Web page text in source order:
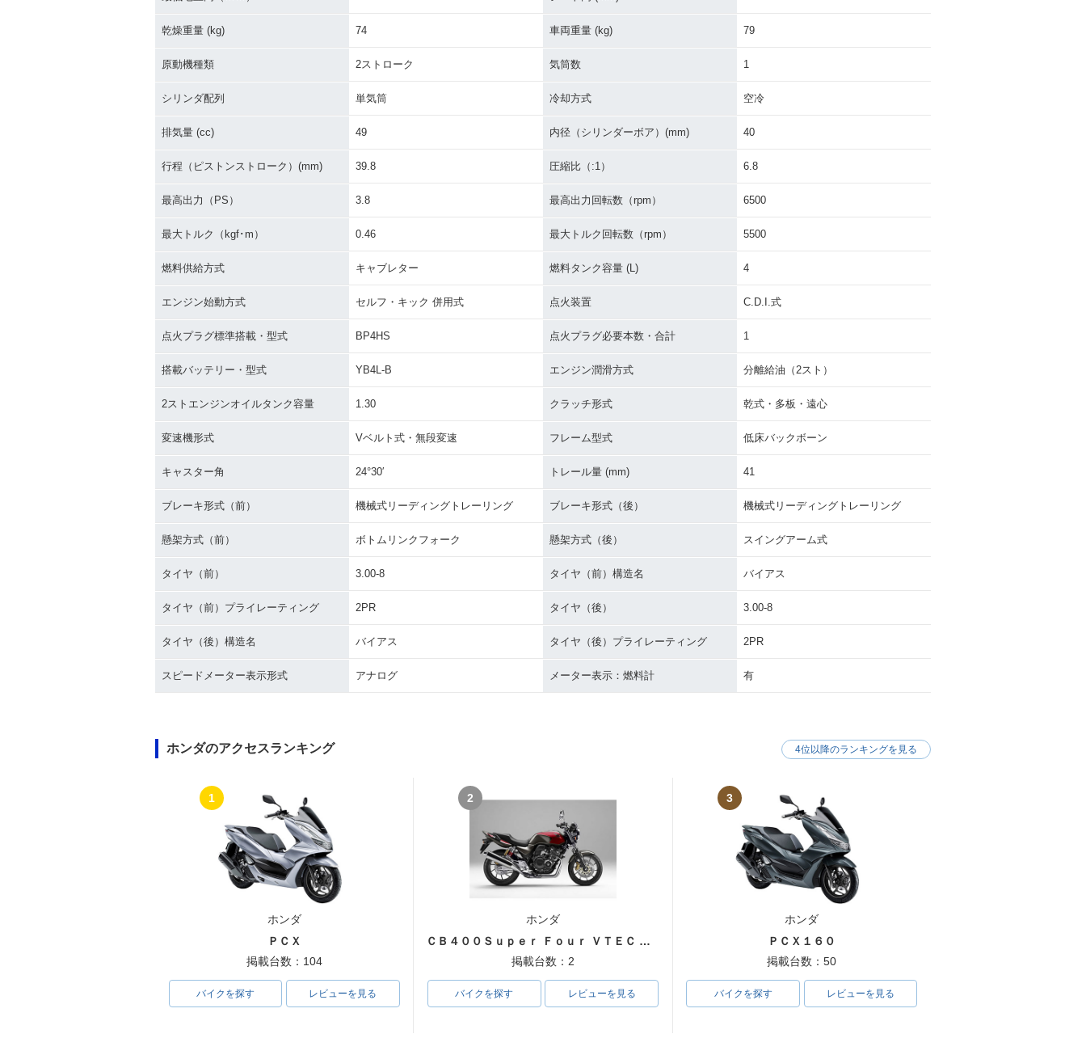
乾燥重量 (kg) 74 車両重量 (kg) 79
原動機種類 2ストローク 気筒数 1
シリンダ配列 単気筒 冷却方式 空冷
排気量 (cc) 49 内径（シリンダーボア）(mm) 40
行程（ピストンストローク）(mm) 39.8 圧縮比（:1） 6.8
最高出力（PS） 3.8 最高出力回転数（rpm） 6500
最大トルク（kgf･m） 0.46 最大トルク回転数（rpm） 5500
燃料供給方式 キャブレター 燃料タンク容量 (L) 4
エンジン始動方式 セルフ・キック 併用式 点火装置 C.D.I.式
点火プラグ標準搭載・型式 BP4HS 点火プラグ必要本数・合計 1
搭載バッテリー・型式 YB4L-B エンジン潤滑方式 分離給油（2スト）
2ストエンジンオイルタンク容量 1.30 クラッチ形式 乾式・多板・遠心
変速機形式 Vベルト式・無段変速 フレーム型式 低床バックボーン
キャスター角 24°30′ トレール量 (mm) 41
ブレーキ形式（前） 機械式リーディングトレーリング ブレーキ形式（後） 機械式リーディングトレーリング
懸架方式（前） ボトムリンクフォーク 懸架方式（後） スイングアーム式
タイヤ（前） 3.00-8 タイヤ（前）構造名 バイアス
タイヤ（前）プライレーティング 2PR タイヤ（後） 3.00-8
タイヤ（後）構造名 バイアス タイヤ（後）プライレーティング 2PR
スピードメーター表示形式 アナログ メーター表示：燃料計 有
ホンダのアクセスランキング
1
ホンダ
ＰＣＸ
掲載台数：104
バイクを探す レビューを見る
2
ホンダ
ＣＢ４００Ｓｕｐｅｒ Ｆｏｕｒ ＶＴＥＣ ＳＰＥＣ３
掲載台数：2
バイクを探す レビューを見る
3
ホンダ
ＰＣＸ１６０
掲載台数：50
バイクを探す レビューを見る
4位以降のランキングを見る